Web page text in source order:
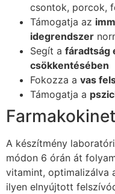
csontok, porcok,
Támogatja az
idegrendszer
Segít a fáradtság
csökkentésében
Fokozza a vas
Támogatja a
A készítmény
módon 6 órán át
vitamint, optimalizálva
ilyen elnyújtott